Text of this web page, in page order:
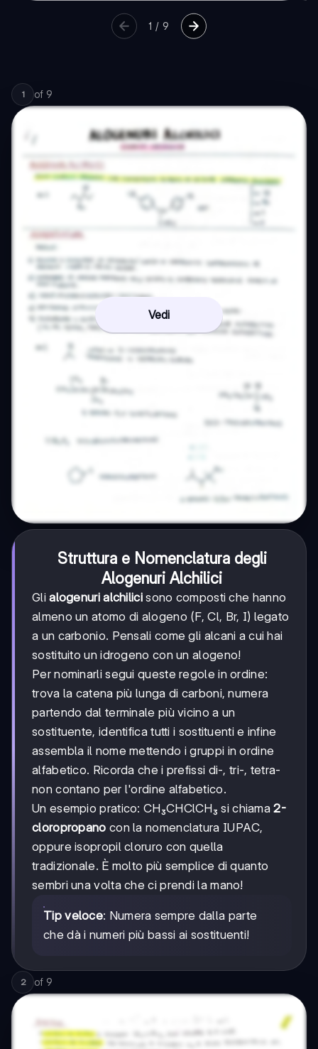
1 /9
1 of 9
Vedi
Struttura e Nomenclatura degli
Alogenuri Alchilici
Glialogenuri alchilicisono composti che hanno
almeno un atomo di alogeno (F, Cl, Br, I) legato
a un carbonio. Pensali come gli alcani a cui hai
sostituito un idrogeno con un alogeno!
Per nominarli segui queste regole in ordine:
trova la catena più lunga di carboni, numera
partendo dal terminale più vicino a un
sostituente, identifica tutti i sostituenti e infine
assembla il nome mettendo i gruppi in ordine
alfabetico. Ricorda che i prefissi di-, tri-, tetra-
non contano per l'ordine alfabetico.
Un esempio pratico: CH₃CHClCH₃ si chiama2-
cloropropano con la nomenclatura IUPAC,
oppure isopropil cloruro con quella
tradizionale. È molto più semplice di quanto
sembri una volta che ci prendi la mano!
Tip veloce: Numera sempre dalla parte
che dà i numeri più bassi ai sostituenti!
2 of 9